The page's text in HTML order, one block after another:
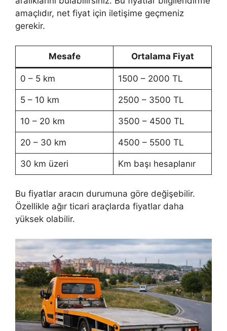
amaçlıdır, net fiyat için iletişime geçmeniz
gerekir.
Mesafe Ortalama Fiyat
0 – 5 km 1500 – 2000 TL
5 – 10 km 2500 – 3500 TL
10 – 20 km 3500 – 4500 TL
20 – 30 km 4500 – 5500 TL
30 km üzeri Km başı hesaplanır
Bu fiyatlar aracın durumuna göre değişebilir.
Özellikle ağır ticari araçlarda fiyatlar daha
yüksek olabilir.